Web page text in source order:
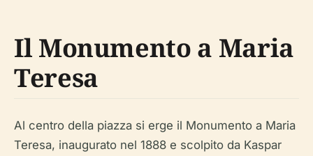
Il Monumento a Maria
Teresa
Al centro della piazza si erge il Monumento a Maria
Teresa, inaugurato nel 1888 e scolpito da Kaspar